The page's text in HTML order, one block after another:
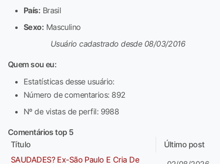
País: Brasil
Sexo: Masculino
Usuário cadastrado desde 08/03/2016
Quem sou eu:
Estatísticas desse usuário:
Número de comentarios: 892
Nº de vistas de perfil: 9988
Comentários top 5
Título
Último post
SAUDADES? Ex-São Paulo E Cria De